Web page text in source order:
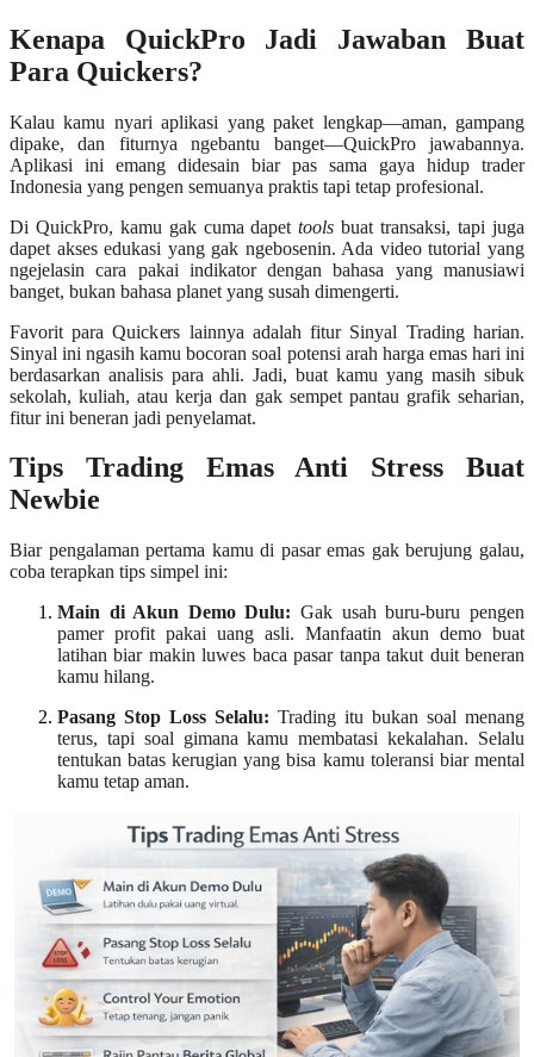
Kenapa QuickPro Jadi Jawaban Buat
Para Quickers?
Kalau kamu nyari aplikasi yang paket lengkap—aman, gampang
dipake, dan fiturnya ngebantu banget—QuickPro jawabannya.
Aplikasi ini emang didesain biar pas sama gaya hidup trader
Indonesia yang pengen semuanya praktis tapi tetap profesional.
Di QuickPro, kamu gak cuma dapettools buat transaksi, tapi juga
dapet akses edukasi yang gak ngebosenin. Ada video tutorial yang
ngejelasin cara pakai indikator dengan bahasa yang manusiawi
banget, bukan bahasa planet yang susah dimengerti.
Favorit para Quickers lainnya adalah fitur Sinyal Trading harian.
Sinyal ini ngasih kamu bocoran soal potensi arah harga emas hari ini
berdasarkan analisis para ahli. Jadi, buat kamu yang masih sibuk
sekolah, kuliah, atau kerja dan gak sempet pantau grafik seharian,
fitur ini beneran jadi penyelamat.
Tips Trading Emas Anti Stress Buat
Newbie
Biar pengalaman pertama kamu di pasar emas gak berujung galau,
coba terapkan tips simpel ini:
Main di Akun Demo Dulu: Gak usah buru-buru pengen
pamer profit pakai uang asli. Manfaatin akun demo buat
latihan biar makin luwes baca pasar tanpa takut duit beneran
kamu hilang.
Pasang Stop Loss Selalu: Trading itu bukan soal menang
terus, tapi soal gimana kamu membatasi kekalahan. Selalu
tentukan batas kerugian yang bisa kamu toleransi biar mental
kamu tetap aman.